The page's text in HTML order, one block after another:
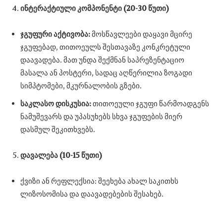
ინტერაქტიული კომპონენტი (20-30 წუთი)
ჯგუფური აქტივობა:მოსწავლეები დაყავი მცირე
ჯგუფებად, თითოეულს შესთავაზე კონკრეტული
დაავადება. მათ უნდა შექმნან საპრეზენტაციო
მასალა ან პოსტერი, სადაც აღწერილია ზოგადი
სიმპტომები, მკურნალობის გზები.
საკლასო დისკუსია:თითოეული ჯგუფი წარმოადგენს
ნამუშევარს და უპასუხებს სხვა ჯგუფების მიერ
დასმულ შეკითხვებს.
დავალება (10-15 წუთი)
ქვიზი ან რეფლექსია: შეეხება ახალ საკითხს
ლიზოსომისა და დაავადებების შესახებ.